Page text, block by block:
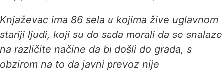
Knjaževac ima 86 sela u kojima žive uglavnom
stariji ljudi, koji su do sada morali da se snalaze
na različite načine da bi došli do grada, s
obzirom na to da javni prevoz nije